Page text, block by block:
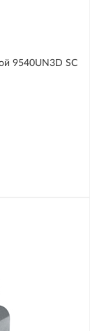
9540UN3D SC